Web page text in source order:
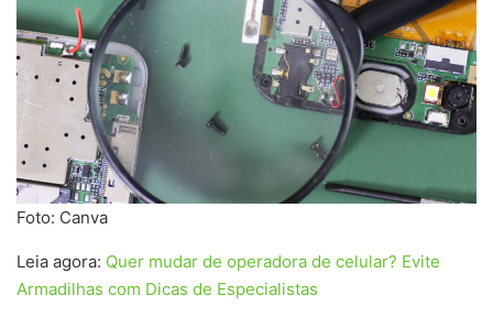
Foto: Canva
Leia agora: Quer mudar de operadora de celular? Evite
Armadilhas com Dicas de Especialistas